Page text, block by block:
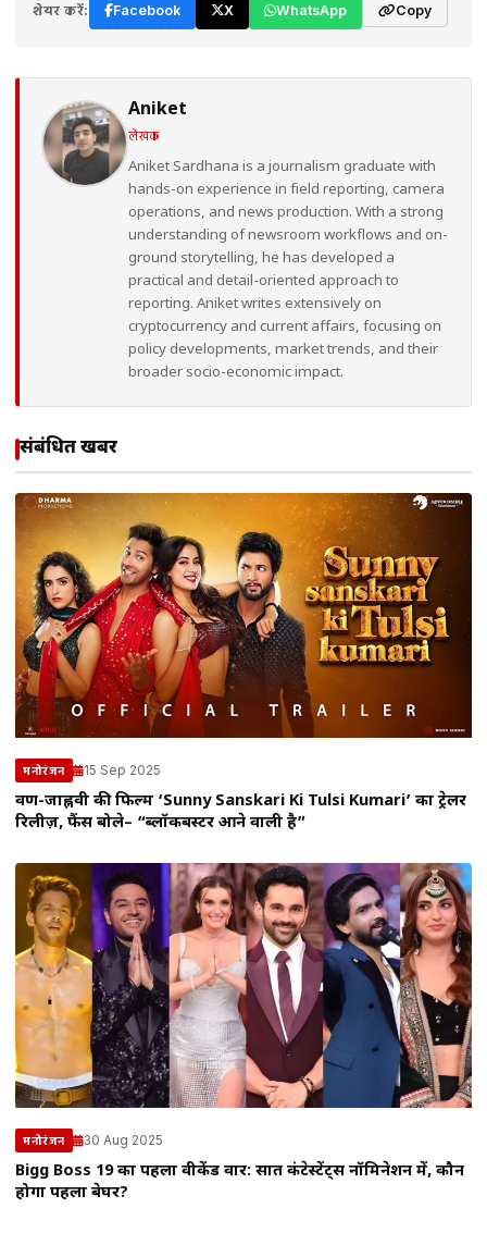
शेयर करें: Facebook X WhatsApp Copy
Aniket
लेखक
Aniket Sardhana is a journalism graduate with
hands-on experience in field reporting, camera
operations, and news production. With a strong
understanding of newsroom workflows and on-
ground storytelling, he has developed a
practical and detail-oriented approach to
reporting. Aniket writes extensively on
cryptocurrency and current affairs, focusing on
policy developments, market trends, and their
broader socio-economic impact.
संबंधित खबरें
मनोरंजन 15 Sep 2025
वरुण-जाह्नवी की फिल्म ‘Sunny Sanskari Ki Tulsi Kumari’ का ट्रेलर
रिलीज़, फैंस बोले– “ब्लॉकबस्टर आने वाली है”
मनोरंजन 30 Aug 2025
Bigg Boss 19 का पहला वीकेंड वार: सात कंटेस्टेंट्स नॉमिनेशन में, कौन
होगा पहला बेघर?